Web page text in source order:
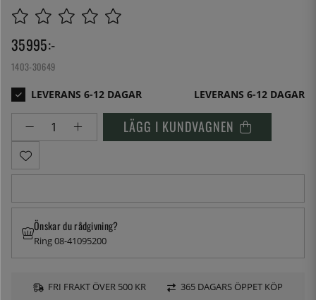
35995:-
1403-30649
LEVERANS 6-12 DAGAR
LÄGG I KUNDVAGNEN
Önskar du rådgivning?
Ring 08-41095200
FRI FRAKT ÖVER 500 KR 365 DAGARS ÖPPET KÖP